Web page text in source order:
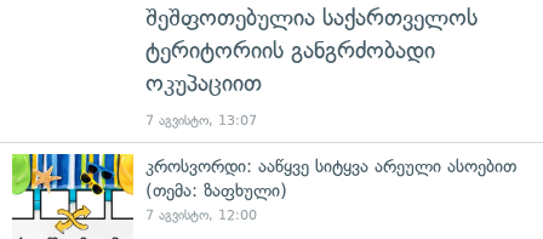
შეშფოთებულია საქართველოს
ტერიტორიის განგრძობადი
ოკუპაციით
7 აგვისტო, 13:07
კროსვორდი: ააწყვე სიტყვა არეული ასოებით
(თემა: ზაფხული)
7 აგვისტო, 12:00